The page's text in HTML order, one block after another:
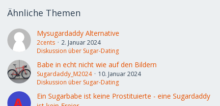
Ähnliche Themen
Mysugardaddy Alternative
2cents
2. Januar 2024
Diskussion über Sugar-Dating
Babe in echt nicht wie auf den Bildern
Sugardaddy_M2024
10. Januar 2024
Diskussion über Sugar-Dating
Ein Sugarbabe ist keine Prostituierte - eine Sugardaddy